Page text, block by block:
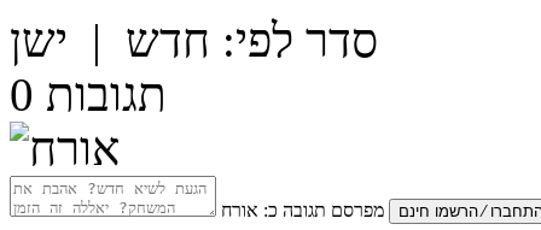
סדר לפי: חדש | ישן
0 תגובות
מפרסם תגובה כ: אורח